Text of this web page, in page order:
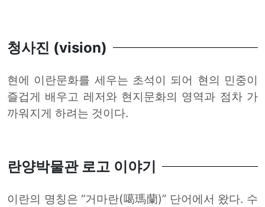
청사진 (vision)
현에 이란문화를 세우는 초석이 되어 현의 민중이
즐겁게 배우고 레저와 현지문화의 영역과 점차 가
까워지게 하려는 것이다.
란양박물관 로고 이야기
이란의 명칭은 “거마란(噶瑪蘭)” 단어에서 왔다. 수